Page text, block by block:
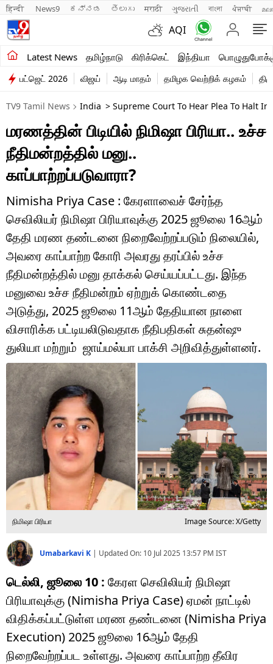
हिन्दी News9 ಕನ್ನಡ తెలుగు मराठी ગુજરાતી বাংলা ਪੰਜਾਬੀ
AQI
Latest News தமிழ்நாடு கிரிக்கெட் இந்தியா
சமீபத்திய செய்திகள்
தமிழ்நாடு
இந்தியா
உலகம்
விளையாட்டு
பொழுதுபோக்கு
லைஃப்ஸ்டைல்
வணிகம்
டெக்னாலஜி
ஆன்மீகம்
வைரல்
ஹெஃல்த்
ஷார்ட் வீடியோஸ்
வலை கதைகள்
போட்டோ கேலரி
பட்ஜெட் 2026 விஜய் ஆடி மாதம் தமிழக வெற்றிக் கழகம்
TV9 Tamil News India > Supreme Court To Hear Plea To Halt
மரணத்தின் பிடியில் நிமிஷா பிரியா.. உச்ச
நீதிமன்றத்தில் மனு..
காப்பாற்றப்படுவாரா?
Nimisha Priya Case : கேரளாவைச் சேர்ந்த
செவிலியர் நிமிஷா பிரியாவுக்கு 2025 ஜூலை 16ஆம்
தேதி மரண தண்டனை நிறைவேற்றப்படும் நிலையில்,
அவரை காப்பாற்ற கோரி அவரது தரப்பில் உச்ச
நீதிமன்றத்தில் மனு தாக்கல் செய்யப்பட்டது. இந்த
மனுவை உச்ச நீதிமன்றம் ஏற்றுக் கொண்டதை
அடுத்து, 2025 ஜூலை 11ஆம் தேதியான நாளை
விசாரிக்க பட்டியலிடுவதாக நீதிபதிகள் சுதன்ஷு
துலியா மற்றும் ஜாய்மல்யா பாக்சி அறிவித்துள்ளனர்.
நிமிஷா பிரியா Image Source: X/Getty
Umabarkavi K | Updated On: 10 Jul 2025 13:57 PM IST
டெல்லி, ஜூலை 10 : கேரள செவிலியர் நிமிஷா
பிரியாவுக்கு (Nimisha Priya Case) ஏமன் நாட்டில்
விதிக்கப்பட்டுள்ள மரண தண்டனை (Nimisha Priya
Execution) 2025 ஜூலை 16ஆம் தேதி
நிறைவேற்றப்பட உள்ளது. அவரை காப்பாற்ற தீவிர